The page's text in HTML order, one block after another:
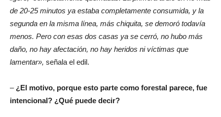
de 20-25 minutos ya estaba completamente consumida, y la
segunda en la misma línea, más chiquita, se demoró todavía
menos. Pero con esas dos casas ya se cerró, no hubo más
daño, no hay afectación, no hay heridos ni víctimas que
lamentar», señala el edil.
–¿El motivo, porque esto parte como forestal parece, fue
intencional? ¿Qué puede decir?